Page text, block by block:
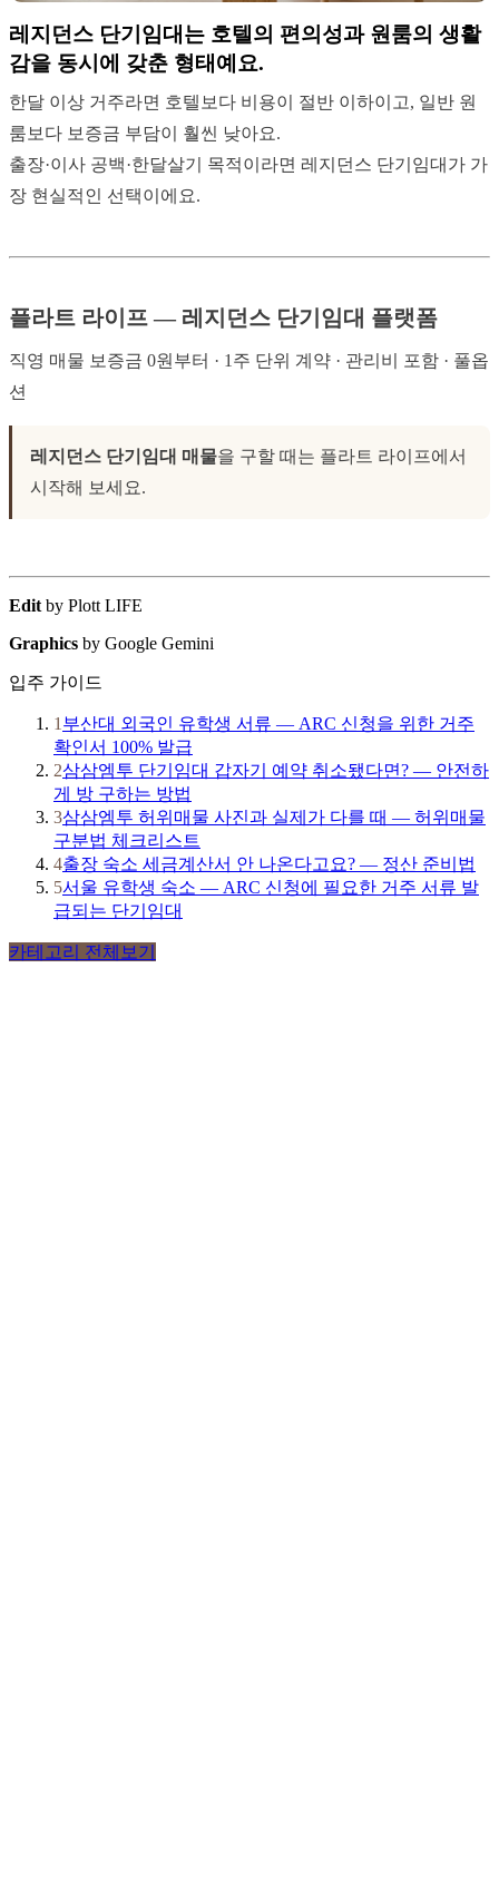
레지던스 단기임대는 호텔의 편의성과 원룸의 생활
감을 동시에 갖춘 형태예요.
한달 이상 거주라면 호텔보다 비용이 절반 이하이고, 일반 원
룸보다 보증금 부담이 훨씬 낮아요.
출장·이사 공백·한달살기 목적이라면 레지던스 단기임대가 가
장 현실적인 선택이에요.
플라트 라이프 — 레지던스 단기임대 플랫폼
직영 매물 보증금 0원부터 · 1주 단위 계약 · 관리비 포함 · 풀옵
션
레지던스 단기임대 매물을 구할 때는 플라트 라이프에서
시작해 보세요.
Editby Plott LIFE
Graphics by Google Gemini
입주 가이드
1부산대 외국인 유학생 서류 — ARC 신청을 위한 거주
확인서 100% 발급
2삼삼엠투 단기임대 갑자기 예약 취소됐다면? — 안전하
게 방 구하는 방법
3삼삼엠투 허위매물 사진과 실제가 다를 때 — 허위매물
구분법 체크리스트
4출장 숙소 세금계산서 안 나온다고요? — 정산 준비법
5서울 유학생 숙소 — ARC 신청에 필요한 거주 서류 발
급되는 단기임대
카테고리 전체보기